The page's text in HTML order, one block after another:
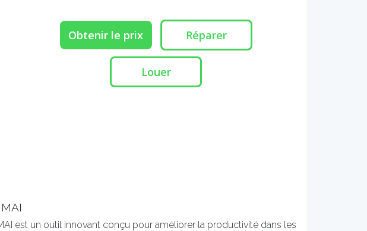
Obtenir le prix Réparer
Louer
est un outil innovant conçu pour améliorer la productivité dans les